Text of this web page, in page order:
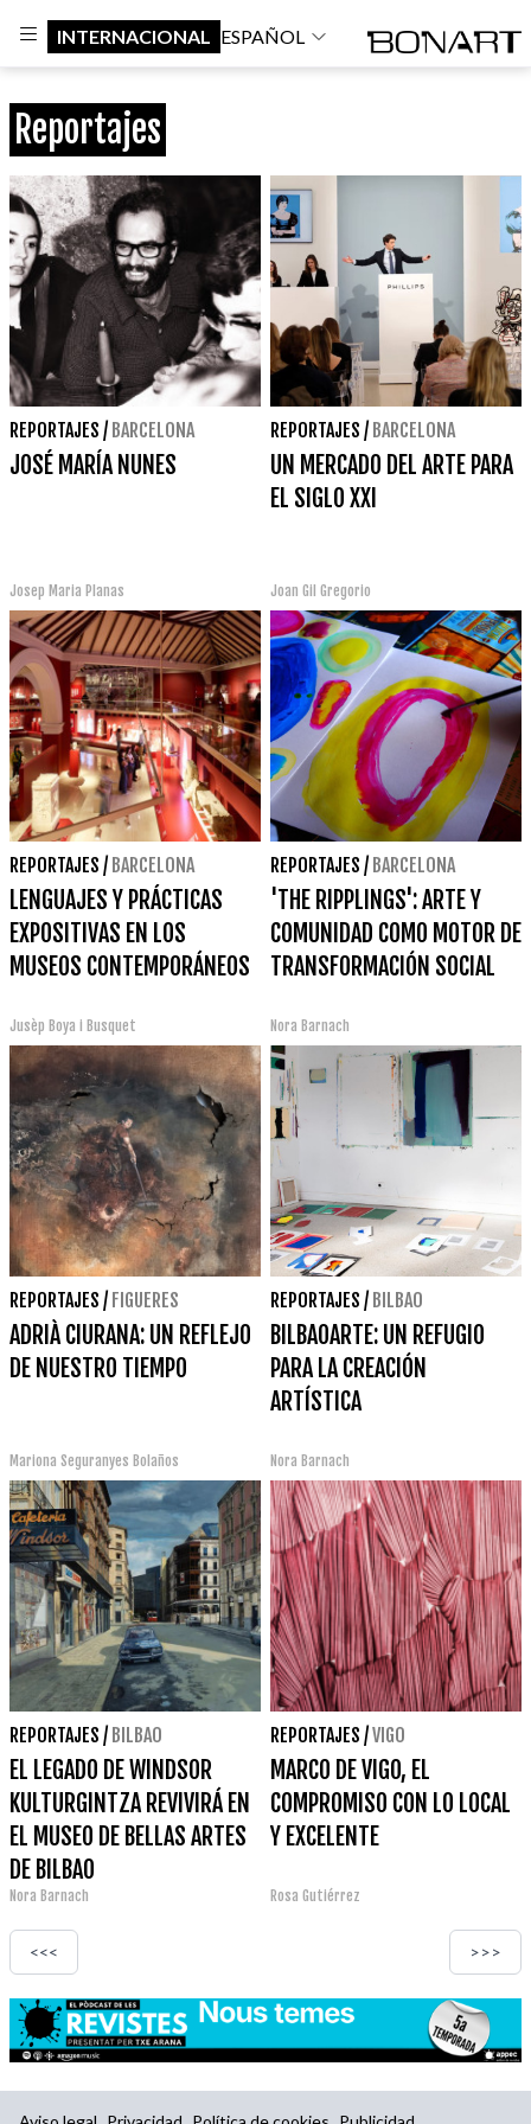
INTERNACIONAL ESPAÑOL
Reportajes
REPORTAJES / BARCELONA
JOSÉ MARÍA NUNES
Josep Maria Planas
REPORTAJES / BARCELONA
UN MERCADO DEL ARTE PARA
EL SIGLO XXI
Joan Gil Gregorio
REPORTAJES / BARCELONA
LENGUAJES Y PRÁCTICAS
EXPOSITIVAS EN LOS
MUSEOS CONTEMPORÁNEOS
Jusèp Boya i Busquet
REPORTAJES / BARCELONA
'THE RIPPLINGS': ARTE Y
COMUNIDAD COMO MOTOR DE
TRANSFORMACIÓN SOCIAL
Nora Barnach
REPORTAJES / FIGUERES
ADRIÀ CIURANA: UN REFLEJO
DE NUESTRO TIEMPO
Mariona Seguranyes Bolaños
REPORTAJES / BILBAO
BILBAOARTE: UN REFUGIO
PARA LA CREACIÓN
ARTÍSTICA
Nora Barnach
REPORTAJES / BILBAO
EL LEGADO DE WINDSOR
KULTURGINTZA REVIVIRÁ EN
EL MUSEO DE BELLAS ARTES
DE BILBAO
Nora Barnach
REPORTAJES /VIGO
MARCO DE VIGO, EL
COMPROMISO CON LO LOCAL
Y EXCELENTE
Rosa Gutiérrez
<<< >>>